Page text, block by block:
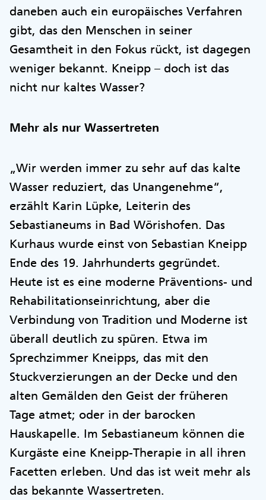
daneben auch ein europäisches Verfahren
gibt, das den Menschen in seiner
Gesamtheit in den Fokus rückt, ist dagegen
weniger bekannt. Kneipp – doch ist das
nicht nur kaltes Wasser?
Mehr als nur Wassertreten
„Wir werden immer zu sehr auf das kalte
Wasser reduziert, das Unangenehme“,
erzählt Karin Lüpke, Leiterin des
Sebastianeums in Bad Wörishofen. Das
Kurhaus wurde einst von Sebastian Kneipp
Ende des 19. Jahrhunderts gegründet.
Heute ist es eine moderne Präventions- und
Rehabilitationseinrichtung, aber die
Verbindung von Tradition und Moderne ist
überall deutlich zu spüren. Etwa im
Sprechzimmer Kneipps, das mit den
Stuckverzierungen an der Decke und den
alten Gemälden den Geist der früheren
Tage atmet; oder in der barocken
Hauskapelle. Im Sebastianeum können die
Kurgäste eine Kneipp-Therapie in all ihren
Facetten erleben. Und das ist weit mehr als
das bekannte Wassertreten.